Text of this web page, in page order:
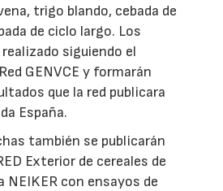
trigo blando, cebada de
de ciclo largo. Los
siguiendo el
GENVCE y formarán
que la red publicara
España.
también se publicarán
Exterior de cereales de
NEIKER con ensayos de